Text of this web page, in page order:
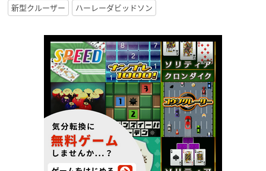
新型クルーザー
ハーレーダビッドソン